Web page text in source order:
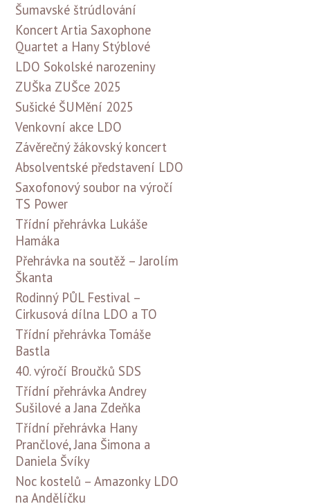
Šumavské štrúdlování
Koncert Artia Saxophone
Quartet a Hany Stýblové
LDO Sokolské narozeniny
ZUŠka ZUŠce 2025
Sušické ŠUMění 2025
Venkovní akce LDO
Závěrečný žákovský koncert
Absolventské představení LDO
Saxofonový soubor na výročí
TS Power
Třídní přehrávka Lukáše
Hamáka
Přehrávka na soutěž – Jarolím
Škanta
Rodinný PŮL Festival –
Cirkusová dílna LDO a TO
Třídní přehrávka Tomáše
Bastla
40. výročí Broučků SDS
Třídní přehrávka Andrey
Sušilové a Jana Zdeňka
Třídní přehrávka Hany
Prančlové, Jana Šimona a
Daniela Švíky
Noc kostelů – Amazonky LDO
na Andělíčku